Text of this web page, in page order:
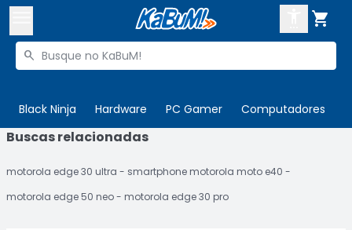

Buscar produtos

Black Ninja Hardware PC Gamer Computadores

 Departamentos ENTRE
CADASTRE-SE
Buscas relacionadas
motorola edge 30 ultra
smartphone motorola moto e40
motorola edge 50 neo
motorola edge 30 pro